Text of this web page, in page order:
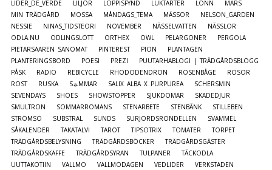
LIDER_DE_VERDE
LILJOR LOPPISFYND LUKTÄRTER LÖNN
MARS
MIN TRÄDGÅRD
MOSSA MÅNDAGS_TEMA MÄSSOR
NELSON_GARDEN
NESSIE
NINAS_TIDSTEORI NOVEMBER NÄSSELVATTEN
NÄSSLOR
ODLA.NU
ODLINGSLOTT ORTHEX OWL PELARGONER
PERGOLA
PIETARSAAREN SANOMAT
PINTEREST PION
PLANTAGEN
PLANTERINGSBORD
POESI PREZI
PUUTARHABLOGI | TRÄDGÅRDSBLOGG
PÅSK
RADIO REBICYCLE RHODODENDRON ROSENBÅGE
ROSOR
ROST
RUSKA S☼MMAR SALIX ALBA X PURPUREA
SCHERSMIN
SEVENDAYS
SHOES SHOWSTOPPER SJUKDOMAR
SKADEDJUR
SMULTRON
SOMMARROMANS STENARBETE STENBÄNK
STILLEBEN
STRÖMSÖ
SUBSTRAL SUNDS SURJORDSRONDELLEN
SVAMMEL
SÅKALENDER
TAKATALVI TAROT TIPSOTRIX TOMATER
TORPET
TRÄDGÅRDSBELYSNING
TRÄDGÅRDSBÖCKER
TRÄDGÅRDSGÄSTER
TRÄDGÅRDSKAFFE
TRÄDGÅRDSYRAN TULPANER
TÄCKODLA
UUTTAKOTIIN
VALLMO VALLMODAGEN VEDLIDER
VERKSTADEN